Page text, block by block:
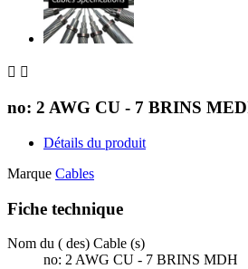
 
no: 2 AWG CU - 7 BRINS
Détails du produit
Marque Cables
Fiche technique
Nom du ( des) Cable (s)
no: 2 AWG CU - 7 BRINS MDH